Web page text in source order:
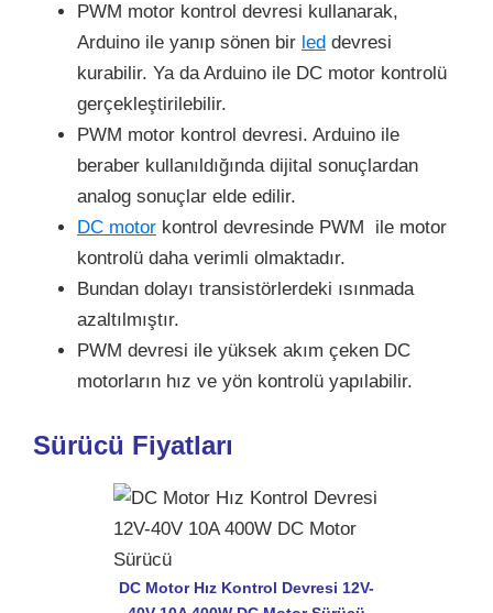
PWM motor kontrol devresi kullanarak,
Arduino ile yanıp sönen bir led devresi
kurabilir. Ya da Arduino ile DC motor kontrolü
gerçekleştirilebilir.
PWM motor kontrol devresi. Arduino ile
beraber kullanıldığında dijital sonuçlardan
analog sonuçlar elde edilir.
DC motor kontrol devresinde PWM ile motor
kontrolü daha verimli olmaktadır.
Bundan dolayı transistörlerdeki ısınmada
azaltılmıştır.
PWM devresi ile yüksek akım çeken DC
motorların hız ve yön kontrolü yapılabilir.
Sürücü Fiyatları
DC Motor Hız Kontrol Devresi 12V-